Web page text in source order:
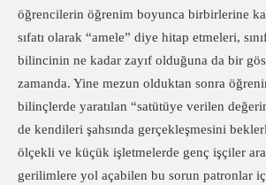
öğrencilerin öğrenim boyunca birbirlerine
sıfatı olarak “amele” diye hitap etmeleri,
bilincinin ne kadar zayıf olduğuna da bir
zamanda. Yine mezun olduktan sonra
bilinçlerde yaratılan “satütüye verilen
de kendileri şahsında gerçekleşmesini
ölçekli ve küçük işletmelerde genç işçiler
gerilimlere yol açabilen bu sorun patronlar